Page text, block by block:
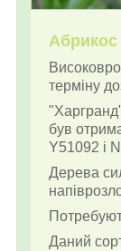
Абрикос
терміну
був
Y51092 і
Дерева
Даний